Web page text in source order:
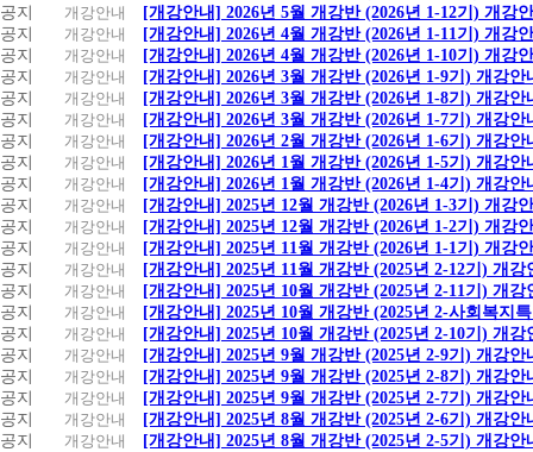
공지
개강안내
[개강안내] 2026년 5월 개강반 (2026년 1-12기) 개강
공지
개강안내
[개강안내] 2026년 4월 개강반 (2026년 1-11기) 개강
공지
개강안내
[개강안내] 2026년 4월 개강반 (2026년 1-10기) 개강
공지
개강안내
[개강안내] 2026년 3월 개강반 (2026년 1-9기) 개강안
공지
개강안내
[개강안내] 2026년 3월 개강반 (2026년 1-8기) 개강안
공지
개강안내
[개강안내] 2026년 3월 개강반 (2026년 1-7기) 개강안
공지
개강안내
[개강안내] 2026년 2월 개강반 (2026년 1-6기) 개강안
공지
개강안내
[개강안내] 2026년 1월 개강반 (2026년 1-5기) 개강안
공지
개강안내
[개강안내] 2026년 1월 개강반 (2026년 1-4기) 개강안
공지
개강안내
[개강안내] 2025년 12월 개강반 (2026년 1-3기) 개강
공지
개강안내
[개강안내] 2025년 12월 개강반 (2026년 1-2기) 개강
공지
개강안내
[개강안내] 2025년 11월 개강반 (2026년 1-1기) 개강
공지
개강안내
[개강안내] 2025년 11월 개강반 (2025년 2-12기) 개강
공지
개강안내
[개강안내] 2025년 10월 개강반 (2025년 2-11기) 개강
공지
개강안내
[개강안내] 2025년 10월 개강반 (2025년 2-사회복지
공지
개강안내
[개강안내] 2025년 10월 개강반 (2025년 2-10기) 개강
공지
개강안내
[개강안내] 2025년 9월 개강반 (2025년 2-9기) 개강안
공지
개강안내
[개강안내] 2025년 9월 개강반 (2025년 2-8기) 개강안
공지
개강안내
[개강안내] 2025년 9월 개강반 (2025년 2-7기) 개강안
공지
개강안내
[개강안내] 2025년 8월 개강반 (2025년 2-6기) 개강안
공지
개강안내
[개강안내] 2025년 8월 개강반 (2025년 2-5기) 개강안